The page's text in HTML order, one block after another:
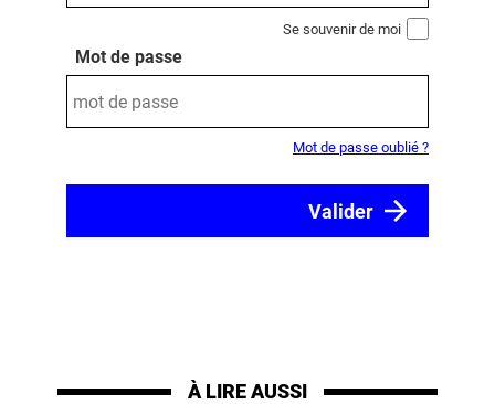
Se souvenir de moi
Mot de passe
Mot de passe oublié ?
À LIRE AUSSI